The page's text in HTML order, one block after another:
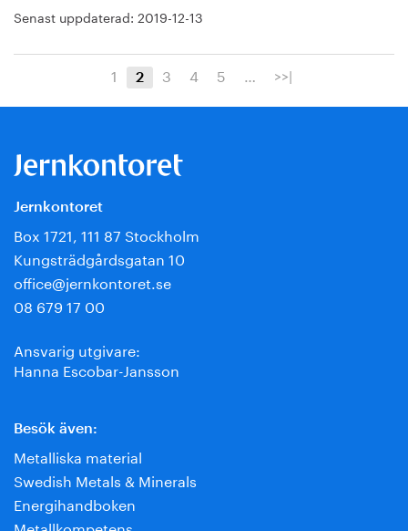
Senast uppdaterad: 2019-12-13
1 2 3 4 5 … >>|
Jernkontoret
Box 1721, 111 87 Stockholm
Kungsträdgårdsgatan 10
office@jernkontoret.se
08 679 17 00
Ansvarig utgivare:
Hanna Escobar-Jansson
Besök även:
Metalliska material
Swedish Metals & Minerals
Energihandboken